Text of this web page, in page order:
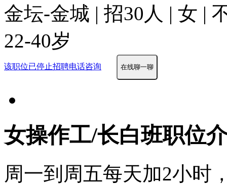
金坛-金城 | 招30人 | 女 |
22-40岁
该职位已停止招聘电话咨询 在线聊一聊
女操作工/长白班职位
周一到周五每天加2小时